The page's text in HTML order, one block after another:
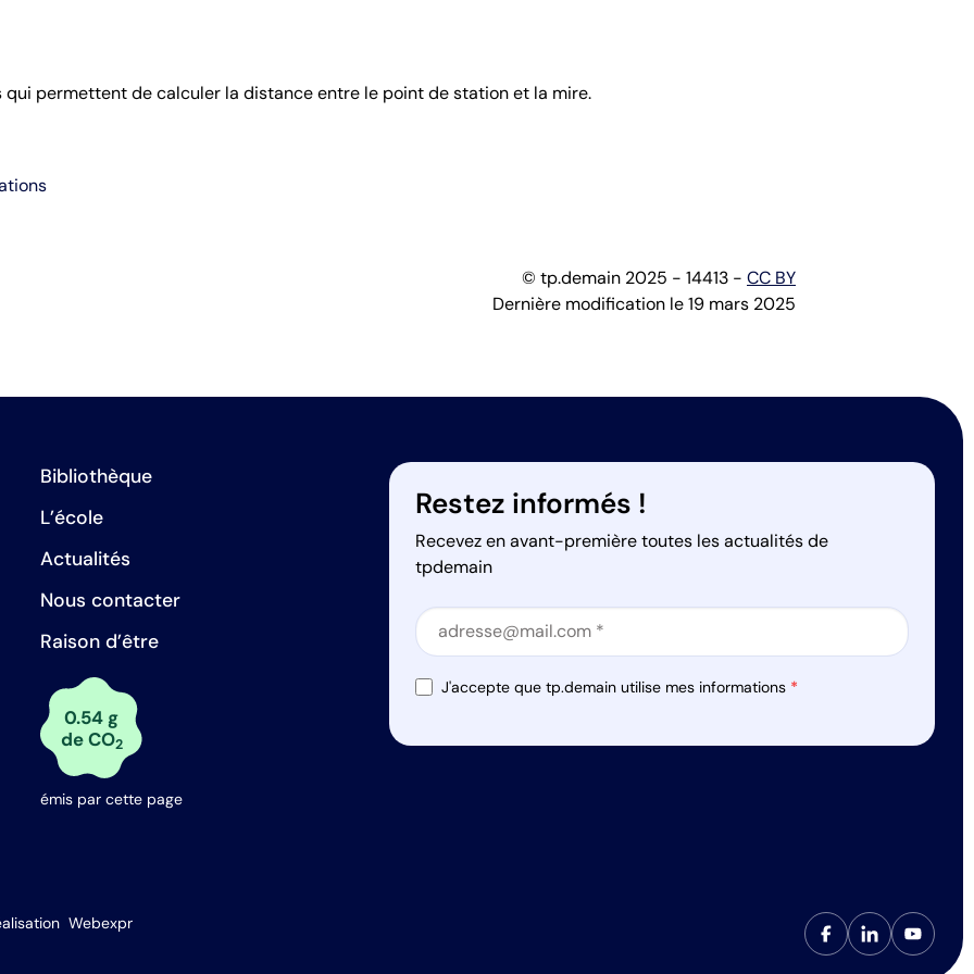
qui permettent de calculer la distance entre le point de station et la mire.
© tp.demain 2025 - 14413 - CC BY
Dernière modification le 19 mars 2025
Bibliothèque
L’école
Actualités
Nous contacter
Raison d’être
0.54 g
de CO2
émis par cette page
Restez informés !
Recevez en avant-première toutes les actualités de
tpdemain
Section
Section
J'accepte que tp.demain utilise mes informations *
Webexpr
de confidentialité, en garantissant la conformité avec les réglementations. Personnalisez vos préférences pour